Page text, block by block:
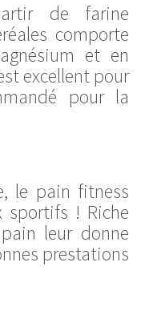
de farine
comporte
et en
excellent pour
pour la
le pain fitness
sportifs ! Riche
leur donne
prestations